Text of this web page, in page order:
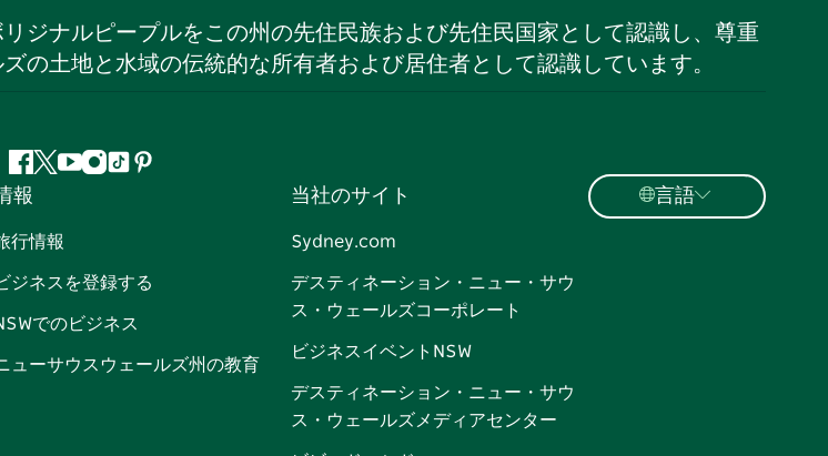
ジナルピープルをこの州の先住民族および先住民国家として認識し、尊重
の土地と水域の伝統的な所有者および居住者として認識しています。
フ
ェ
イ
ス
ブ
ッ
ツ
ッ
ー
ユ
ー
ブ
イ
グ
ラ
テ
ト
ピ
ス
報
行情報
ジネスを登録する
でのビジネス
ューサウスウェールズ州の教育
当社のサイト
Sydney.com
デスティネーション・ニュー・サウ
ス・ウェールズコーポレート
ビジネスイベントNSW
デスティネーション・ニュー・サウ
ス・ウェールズメディアセンター
言語